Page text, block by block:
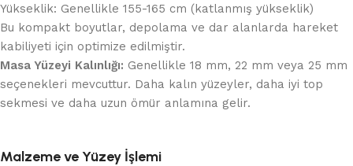
Yükseklik: Genellikle 155-165 cm (katlanmış yükseklik)
Bu kompakt boyutlar, depolama ve dar alanlarda hareket
kabiliyeti için optimize edilmiştir.
Masa Yüzeyi Kalınlığı: Genellikle 18 mm, 22 mm veya 25 mm
seçenekleri mevcuttur. Daha kalın yüzeyler, daha iyi top
sekmesi ve daha uzun ömür anlamına gelir.
Malzeme ve Yüzey İşlemi